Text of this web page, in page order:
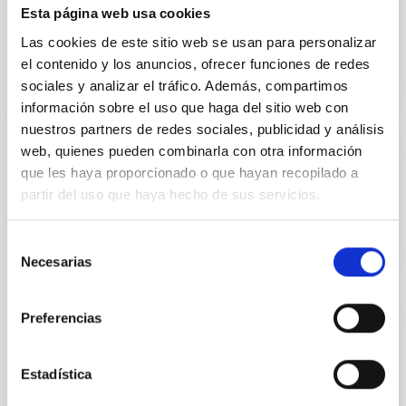
Esta página web usa cookies
Las cookies de este sitio web se usan para personalizar
el contenido y los anuncios, ofrecer funciones de redes
sociales y analizar el tráfico. Además, compartimos
información sobre el uso que haga del sitio web con
nuestros partners de redes sociales, publicidad y análisis
web, quienes pueden combinarla con otra información
que les haya proporcionado o que hayan recopilado a
partir del uso que haya hecho de sus servicios.
Necesarias
Preferencias
Estadística
Adenda convenio AGE publicación BOE
BOE-A-2021-10726
DOCUMENTO
Adenda Convenio IACTEC BOE
BOE-A-2021-12248
ANEXO CONVENIO AEMET-IAC